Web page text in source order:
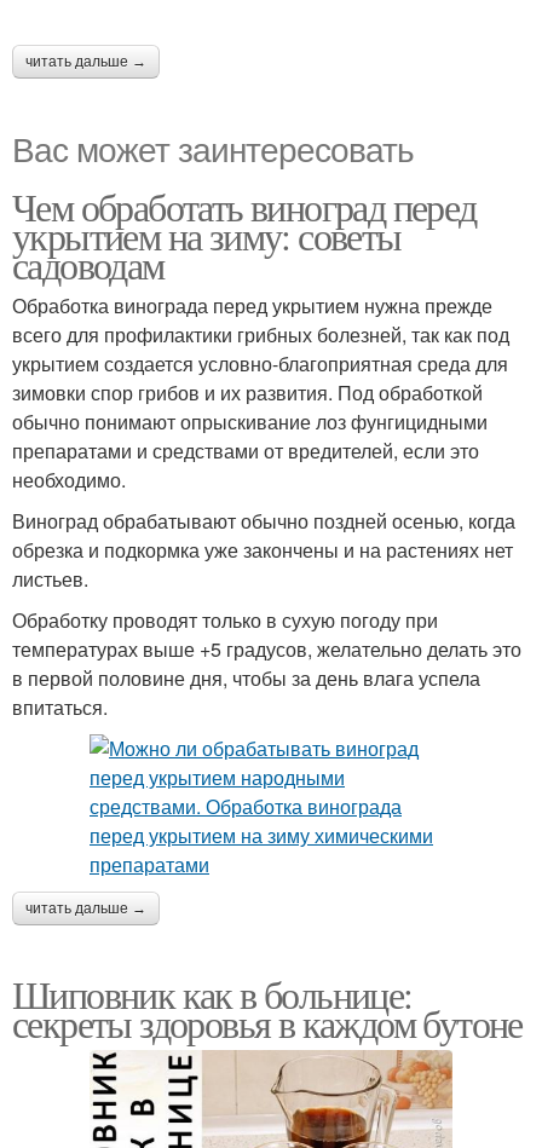
читать дальше →
Вас может заинтересовать
Чем обработать виноград перед
укрытием на зиму: советы
садоводам
Обработка винограда перед укрытием нужна прежде
всего для профилактики грибных болезней, так как под
укрытием создается условно-благоприятная среда для
зимовки спор грибов и их развития. Под обработкой
обычно понимают опрыскивание лоз фунгицидными
препаратами и средствами от вредителей, если это
необходимо.
Виноград обрабатывают обычно поздней осенью, когда
обрезка и подкормка уже закончены и на растениях нет
листьев.
Обработку проводят только в сухую погоду при
температурах выше +5 градусов, желательно делать это
в первой половине дня, чтобы за день влага успела
впитаться.
читать дальше →
Шиповник как в больнице:
секреты здоровья в каждом бутоне